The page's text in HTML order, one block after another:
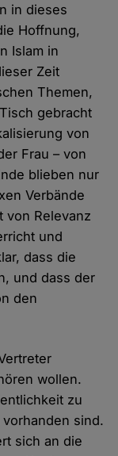
in dieses
Hoffnung,
Islam in
Zeit
Themen,
gebracht
von
Frau – von
blieben nur
Verbände
von Relevanz
und
dass die
und dass der
den
wollen.
zu
sind.
sich an die